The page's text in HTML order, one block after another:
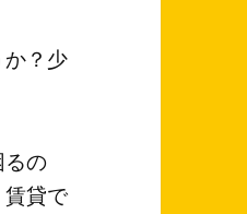
？少
の
貸で